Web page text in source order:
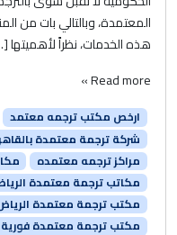
المعتمدة، وبالتالي بات من
هذه الخدمات، نظراً لأهميتها
Read more »
ارخص مكتب ترجمه معتمد
شركة ترجمة معتمدة
مراكز ترجمه معتمده
مكاتب ترجمة معتمدة
مكتب ترجمة معتمدة
مكتب ترجمة معتمدة فورية